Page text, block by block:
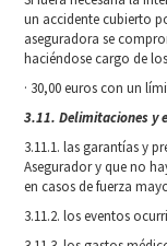
un accidente cubierto
aseguradora se
haciéndose cargo de
· 30,00 euros con un
3.11. Delimitaciones y
3.11.1. las garantías y
Asegurador y que no
en casos de fuerza
3.11.2. los eventos